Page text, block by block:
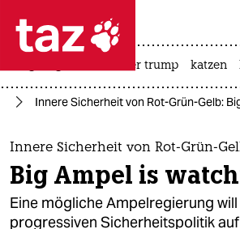
 taz zahl ich
taz zahl ich
themen
politik
öko
usa unter trump katzen
Innere Sicherheit von Rot-Grün-Gelb:
Innere Sicherheit von Rot-Grün-
Big Ampel is
Eine mögliche Ampelregierung
progressiven Sicherheitspolitik